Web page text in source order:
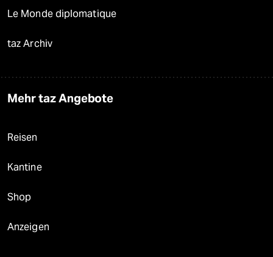
Le Monde diplomatique
taz Archiv
Mehr taz Angebote
Reisen
Kantine
Shop
Anzeigen